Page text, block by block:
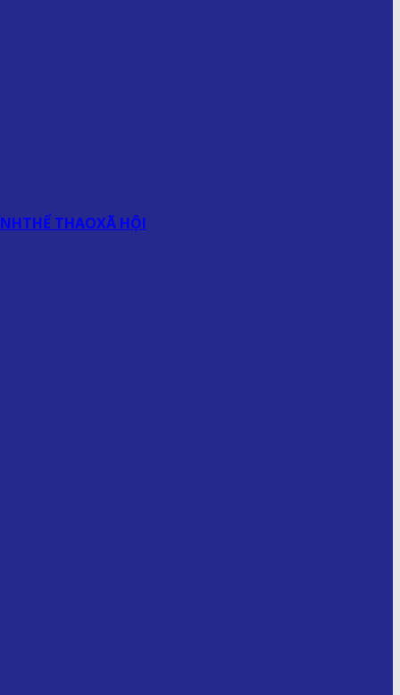
THỂ THAOXÃ HỘI